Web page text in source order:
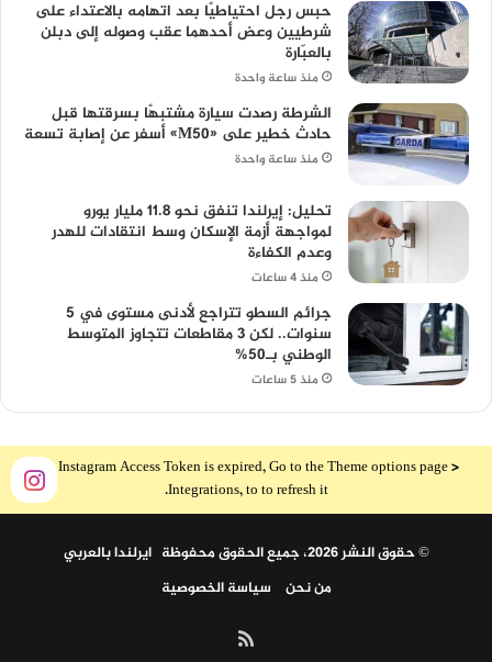
حبس رجل احتياطيًا بعد اتهامه بالاعتداء على
شرطيين وعض أحدهما عقب وصوله إلى دبلن
بالعبّارة
منذ ساعة واحدة
الشرطة رصدت سيارة مشتبهًا بسرقتها قبل
حادث خطير على «M50» أسفر عن إصابة تسعة
منذ ساعة واحدة
تحليل: إيرلندا تنفق نحو 11.8 مليار يورو
لمواجهة أزمة الإسكان وسط انتقادات للهدر
وعدم الكفاءة
منذ 4 ساعات
جرائم السطو تتراجع لأدنى مستوى في 5
سنوات.. لكن 3 مقاطعات تتجاوز المتوسط
الوطني بـ50%
منذ 5 ساعات
The Instagram Access Token is expired, Go to the Theme options page >
Integrations, to to refresh it.
© حقوق النشر 2026، جميع الحقوق محفوظة ايرلندا بالعربي
من نحن
سياسة الخصوصية